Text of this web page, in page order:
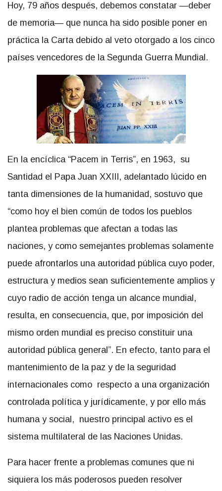
Hoy, 79 años después, debemos constatar —deber
de memoria— que nunca ha sido posible poner en
práctica la Carta debido al veto otorgado a los cinco
países vencedores de la Segunda Guerra Mundial.
En la encíclica “Pacem in Terris”, en 1963, su
Santidad el Papa Juan XXIII, adelantado lúcido en
tanta dimensiones de la humanidad, sostuvo que
“como hoy el bien común de todos los pueblos
plantea problemas que afectan a todas las
naciones, y como semejantes problemas solamente
puede afrontarlos una autoridad pública cuyo poder,
estructura y medios sean suficientemente amplios y
cuyo radio de acción tenga un alcance mundial,
resulta, en consecuencia, que, por imposición del
mismo orden mundial es preciso constituir una
autoridad pública general”. En efecto, tanto para el
mantenimiento de la paz y de la seguridad
internacionales como respecto a una organización
controlada política y jurídicamente, y por ello más
humana y social, nuestro principal activo es el
sistema multilateral de las Naciones Unidas.
Para hacer frente a problemas comunes que ni
siquiera los más poderosos pueden resolver